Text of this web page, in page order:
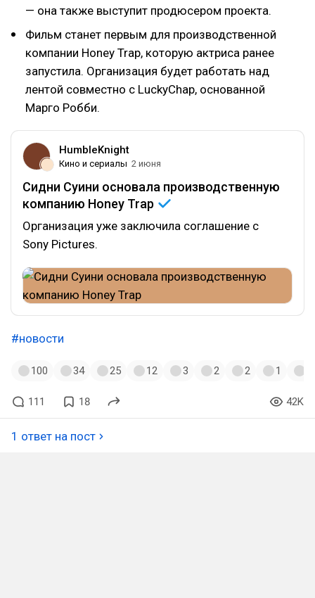
— она также выступит продюсером проекта.
Фильм станет первым для производственной
компании Honey Trap, которую актриса ранее
запустила. Организация будет работать над
лентой совместно с LuckyChap, основанной
Марго Робби.
HumbleKnight
Кино и сериалы 2 июня
Сидни Суини основала производственную
компанию Honey Trap
Организация уже заключила соглашение с
Sony Pictures.
#новости
100 34 25 12 3 2 2 1
111 18 42K
1 ответ на пост